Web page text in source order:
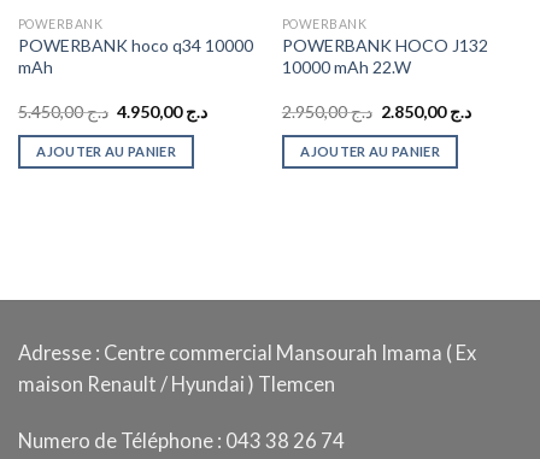
POWERBANK
POWERBANK hoco q34 10000
mAh
د.ج5.450,00
Le
initial
était :
د.ج4.950,00
Le
AJOUTER AU PANIER
POWERBANK
POWERBANK HOCO J132
10000 mAh 22.W
د.ج2.950,00
Le
initial
était :
د.ج2.850,00
Le
AJOUTER AU PANIER
Adresse : Centre commercial Mansourah Imama ( Ex
maison Renault / Hyundai ) Tlemcen
Numero de Téléphone : 043 38 26 74